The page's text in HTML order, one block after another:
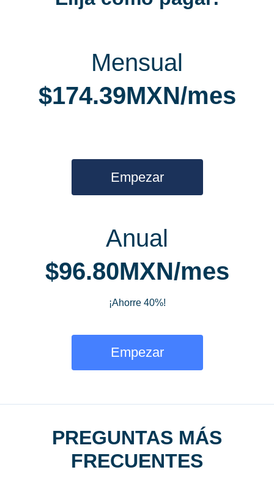
Mensual
$174.39MXN/mes
Empezar
Anual
$96.80MXN/mes
¡Ahorre 40%!
Empezar
PREGUNTAS MÁS
FRECUENTES